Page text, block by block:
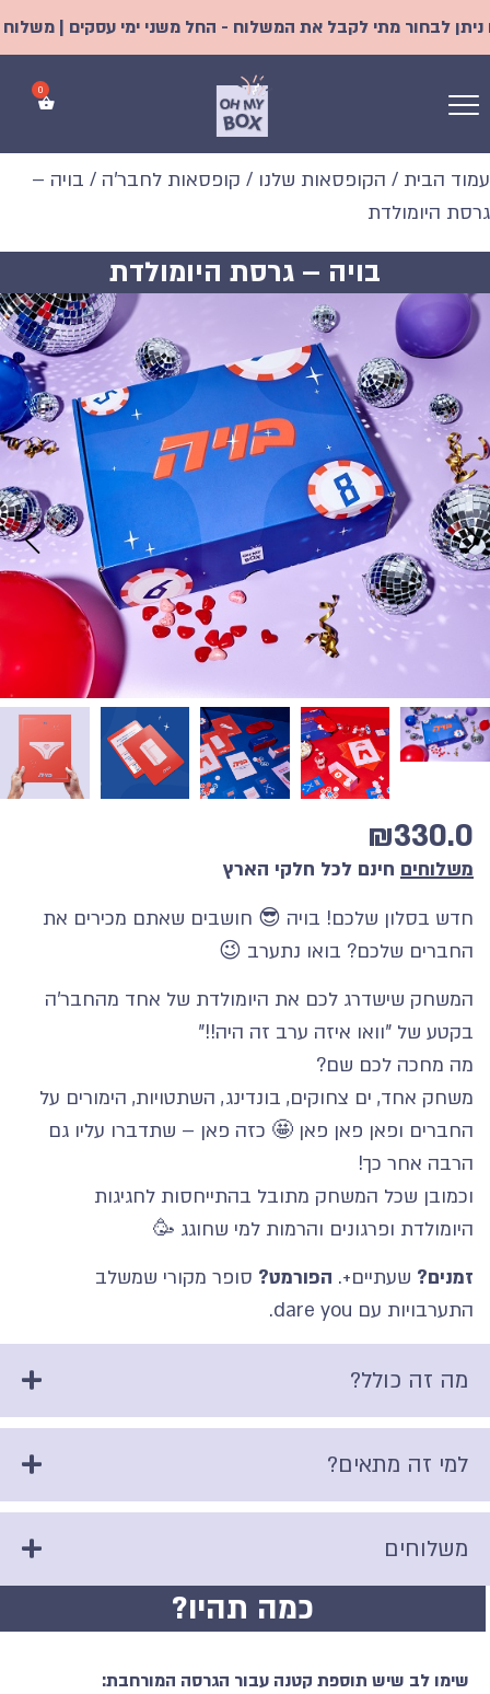
מתי לקבל את המשלוח - החל משני ימי עסקים | משלוח
עמוד הבית / הקופסאות שלנו / קופסאות לחבר'ה / בויה –
גרסת היומולדת
₪330.0
משלוחים חינם לכל חלקי הארץ
חדש בסלון שלכם! בויה 😎 חושבים שאתם מכירים את
החברים שלכם? בואו נתערב 😉
המשחק שישדרג לכם את היומולדת של אחד מהחבר'ה
בקטע של "וואו איזה ערב זה היה!!"
מה מחכה לכם שם?
משחק אחד, ים צחוקים, בונדינג, השתטויות, הימורים על
החברים ופאן פאן פאן 🤩 כזה פאן – שתדברו עליו גם
הרבה אחר כך!
וכמובן שכל המשחק מתובל בהתייחסות לחגיגות
היומולדת ופרגונים והרמות למי שחוגג 🥳
זמנים? שעתיים+. הפורמט? סופר מקורי שמשלב
התערבויות עם dare you.
מה זה כולל?
למי זה מתאים?
משלוחים
כמה תהיו?
שימו לב שיש תוספת קטנה עבור הגרסה המורחבת:
בויה – גרסת היומולדת